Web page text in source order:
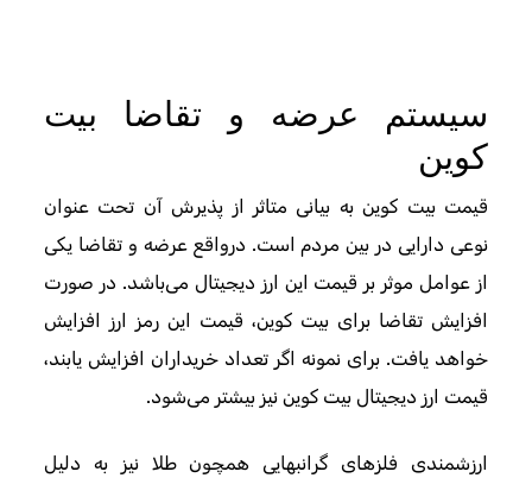
سیستم عرضه و تقاضا بیت
کوین
قیمت بیت کوین به بیانی متاثر از پذیرش آن تحت عنوان
نوعی دارایی در بین مردم است. درواقع عرضه و تقاضا یکی
از عوامل موثر بر قیمت این ارز دیجیتال می‌باشد. در صورت
افزایش تقاضا برای بیت کوین، قیمت این رمز ارز افزایش
خواهد یافت. برای نمونه اگر تعداد خریداران افزایش یابند،
قیمت ارز دیجیتال بیت کوین نیز بیشتر می‌شود.
ارزشمندی فلزهای گرانبهایی همچون طلا نیز به دلیل